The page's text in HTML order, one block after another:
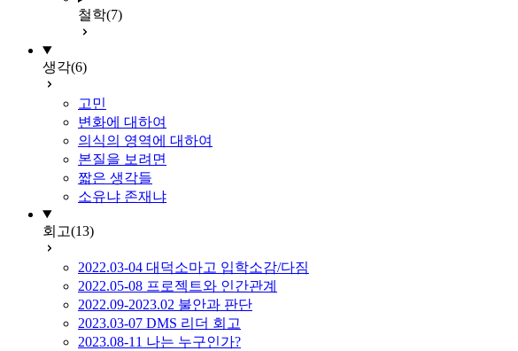
철학(7)
생각(6)
고민
변화에 대하여
의식의 영역에 대하여
본질을 보려면
짧은 생각들
소유냐 존재냐
회고(13)
2022.03-04 대덕소마고 입학소감/다짐
2022.05-08 프로젝트와 인간관계
2022.09-2023.02 불안과 판단
2023.03-07 DMS 리더 회고
2023.08-11 나는 누구인가?